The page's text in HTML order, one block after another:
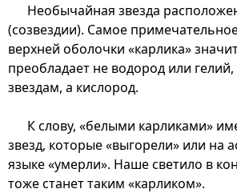
Необычайная звезда
(созвездии). Самое
верхней оболочки «карлика»
преобладает не водород или
звездам, а кислород.
К слову, «белыми карликами»
звезд, которые «выгорели» или на
языке «умерли». Наше светило в
тоже станет таким «карликом».